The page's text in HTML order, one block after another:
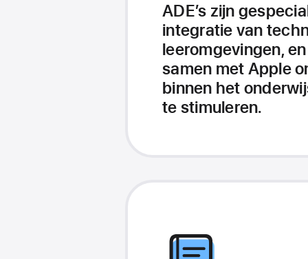
ADE’s zijn
integratie van
leeromgevingen,
samen met Apple
binnen het
te stimuleren.